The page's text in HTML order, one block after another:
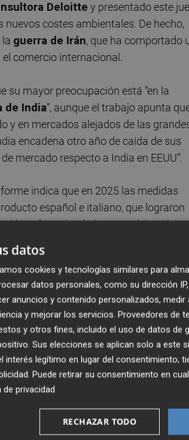
Deloitte y presentado este
costes ambientales. De hecho,
guerra de Irán, que ha comportado
comercio internacional.
su mayor preocupación está “en la
de India”, aunque el trabajo apunta
y en mercados alejados de las
encadena otro año de caída de sus
mercado respecto a India en EEUU”.
indica que en 2025 las medidas
español e italiano, que lograron
creciendo la cuota del azulejo
un 24,5% en 2024 hasta un
de adaptación a un nuevo marco
a ser factores determinantes”,
Valenciana y Región de Murcia.
India ha cambiado, con una rebaja
tasa que aplica Estados Unidos a
en Estados Unidos
datos
cookies y tecnologías similares para
datos personales, como su dirección
anuncios y contenido personalizados, medir
y mejorar los servicios. Proveedores de
y otros fines, incluido el uso de datos de
Sus elecciones se aplican solo a este
interés legítimo en lugar del consentimiento;
. Puede retirar su consentimiento en
de privacidad
RECHAZAR TODO